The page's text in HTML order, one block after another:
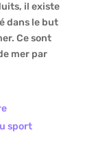
il existe
dans le but
Ce sont
mer par
sport